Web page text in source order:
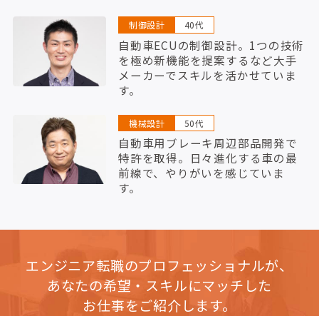
制御設計 40代
自動車ECUの制御設計。1つの技術
を極め新機能を提案するなど大手
メーカーでスキルを活かせていま
す。
機械設計 50代
自動車用ブレーキ周辺部品開発で
特許を取得。日々進化する車の最
前線で、やりがいを感じていま
す。
エンジニア転職のプロフェッショナルが、
あなたの希望・スキルにマッチした
お仕事をご紹介します。